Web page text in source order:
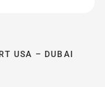
USA – DUBAI